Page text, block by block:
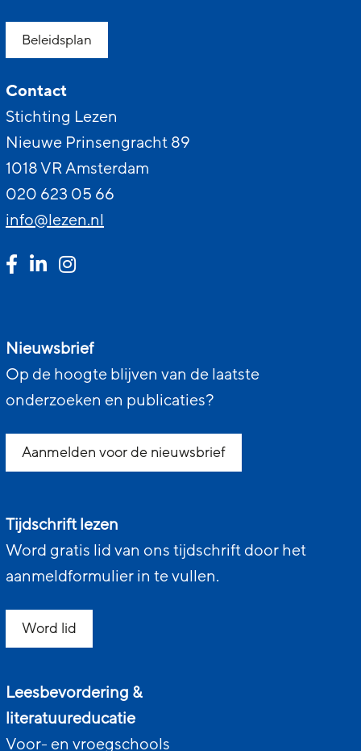
Beleidsplan
Contact
Stichting Lezen
Nieuwe Prinsengracht 89
1018 VR Amsterdam
020 623 05 66
info@lezen.nl
Nieuwsbrief
Op de hoogte blijven van de laatste
onderzoeken en publicaties?
Aanmelden voor de nieuwsbrief
Tijdschrift lezen
Word gratis lid van ons tijdschrift door het
aanmeldformulier in te vullen.
Word lid
Leesbevordering &
literatuureducatie
Voor- en vroegschools